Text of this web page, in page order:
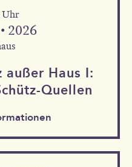
Uhr
2026
außer Haus I:
Quellen